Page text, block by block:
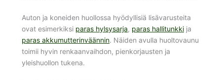
Auton ja koneiden huollossa hyödyllisiä lisävarusteita
ovat esimerkiksi paras hylsysarja, paras hallitunkki ja
paras akkumutterinväännin. Näiden avulla huoltovaunu
toimii hyvin renkaanvaihdon, pienkorjausten ja
yleishuollon tukena.